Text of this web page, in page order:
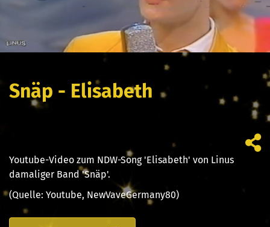
Snäp - Elisabeth
Youtube-Video zum NDW-Song 'Elisabeth' von Linus
damaliger Band 'Snäp'.
(Quelle: Youtube, NewVaveGermany80)